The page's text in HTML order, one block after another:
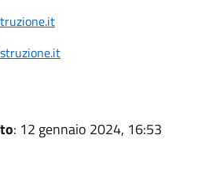
: 12 gennaio 2024, 16:53